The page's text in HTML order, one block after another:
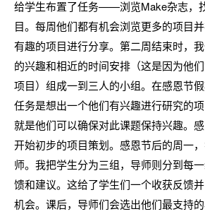
给学生布置了任务——浏览Make杂志，
目。每周他们都有机会浏览更多的项目
有趣的项目进行分享。第二周结束时，
的兴趣和相近的时间安排（这是因为他
项目）组成一到三人的小组。在感恩节
任务是想出一个他们有兴趣进行研究的
就是他们可以确保对此课题保持兴趣。
开始初步的项目策划。感恩节后的周一
师。我把学生分为三组，导师则分到每
馈和建议。这给了学生们一个收获反馈
机会。课后，导师们会选出他们最支持